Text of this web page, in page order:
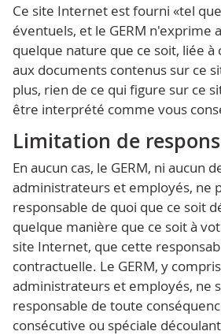
Ce site Internet est fourni «tel
éventuels, et le GERM n'exprime
quelque nature que ce soit, liée
aux documents contenus sur ce
plus, rien de ce qui figure sur ce
être interprété comme vous
Limitation de
En aucun cas, le GERM, ni aucun
administrateurs et employés, ne
responsable de quoi que ce soit
quelque manière que ce soit à
site Internet, que cette
contractuelle. Le GERM, y
administrateurs et employés, ne
responsable de toute
consécutive ou spéciale